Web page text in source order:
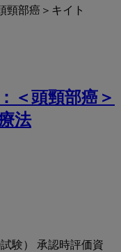
＜頭頸部癌＞
法
験） 承認時評価資